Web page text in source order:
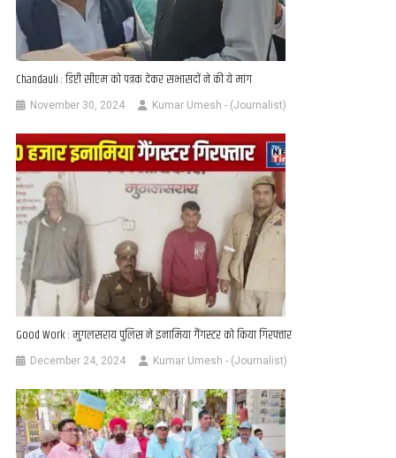
Chandauli : डिप्टी सीएम को पत्रक देकर सभासदों ने की ये मांग
November 30, 2024 Kumar Umesh - (Journalist)
Good Work : मुग़लसराय पुलिस ने इनामिया गैंगस्टर को किया गिरफ्तार
December 24, 2024 Kumar Umesh - (Journalist)